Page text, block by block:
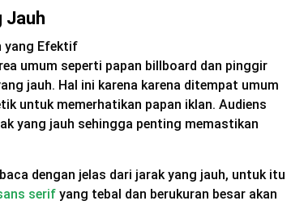
Jauh
umum seperti papan billboard dan pinggir
jauh. Hal ini karena karena ditempat umum
untuk memerhatikan papan iklan. Audiens
yang jauh sehingga penting memastikan
dengan jelas dari jarak yang jauh, untuk itu
serif yang tebal dan berukuran besar akan